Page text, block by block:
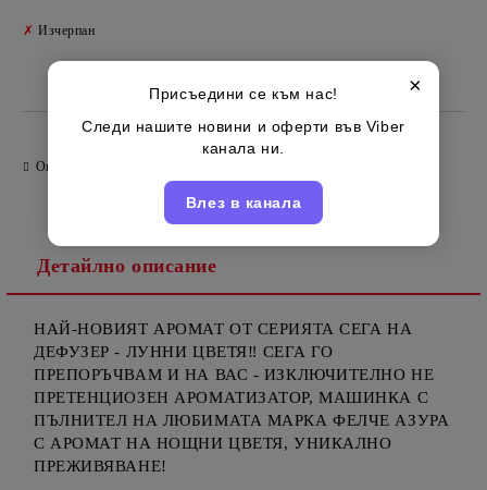
✗ Изчерпан
Оцени продукта
Детайлно описание
НАЙ-НОВИЯТ АРОМАТ ОТ СЕРИЯТА СЕГА НА
ДЕФУЗЕР - ЛУННИ ЦВЕТЯ‼️ СЕГА ГО
ПРЕПОРЪЧВАМ И НА ВАС - ИЗКЛЮЧИТЕЛНО НЕ
ПРЕТЕНЦИОЗЕН АРОМАТИЗАТОР, МАШИНКА С
ПЪЛНИТЕЛ НА ЛЮБИМАТА МАРКА ФЕЛЧЕ АЗУРА
С АРОМАТ НА НОЩНИ ЦВЕТЯ, УНИКАЛНО
ПРЕЖИВЯВАНЕ!
×
Присъедини се към нас!
Следи нашите новини и оферти във Viber
канала ни.
Влез в канала